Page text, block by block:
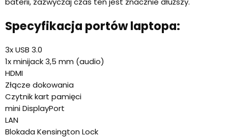
Specyfikacja portów laptopa:
3x USB 3.0
1x minijack 3,5 mm (audio)
HDMI
Złącze dokowania
Czytnik kart pamięci
mini DisplayPort
LAN
Blokada Kensington Lock